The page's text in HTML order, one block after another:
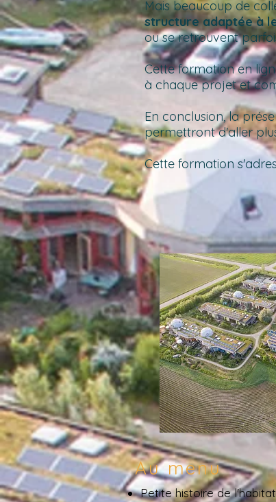
Mais beaucoup de
structure adaptée à
ou se retrouvent
Cette formation en
à chaque projet et
En conclusion, la
permettront d'aller
Cette formation
Au menu
Petite histoire de